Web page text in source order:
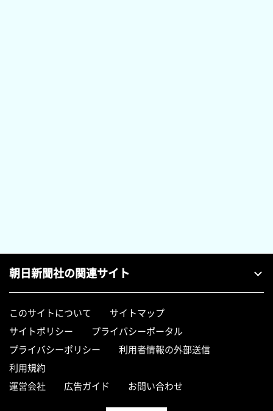
朝日新聞社の関連サイト
このサイトについて
サイトマップ
サイトポリシー
プライバシーポータル
プライバシーポリシー
利用者情報の外部送信
利用規約
運営会社
広告ガイド お問い合わせ